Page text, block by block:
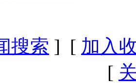
搜索 ] [ 加入
[